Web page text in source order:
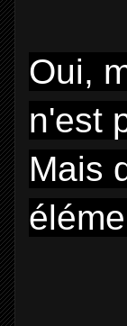
Oui,
n'est
Mais